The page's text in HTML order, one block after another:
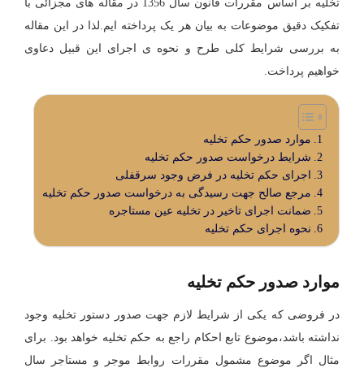
تخلیه بر اساس مقررات قانون سال 1356 در مقاله های مجزائی با
تفکیک دقیق موضوعات به بیان هر یک پرداخته ایم.لذا در این مقاله
به بررسی شرایط کلی طرح و نحوه ی اجرای این قبیل دعاوی
خواهیم پرداخت.
موارد صدور حکم تخلیه
شرایط درخواست صدور حکم تخلیه
اجرای حکم تخلیه در فرض وجود سرقفلی
مرجع صالح جهت رسیدگی به درخواست صدور حکم تخلیه
ضمانت اجرای تاخیر در تخلیه عین مستاجره
نحوه اجرای حکم تخلیه
موارد صدور حکم تخلیه
در فروضی که یکی از شرایط لازم جهت صدور دستور تخلیه وجود
نداشته باشد،موضوع تابع احکام راجع به حکم تخلیه خواهد بود. برای
مثال اگر موضوع مشمول مقررات روابط موجر و مستاجر سال